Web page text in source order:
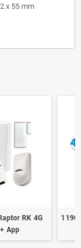
x 55 mm
RK 4G
App